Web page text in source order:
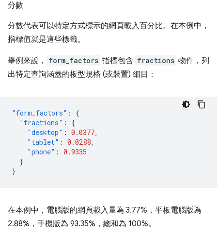
分數
分數代表可以特定方式標示的網頁載入百分比。在本例中，
指標值就是這些標籤。
舉例來說， form_factors 指標包含 fractions 物件，列
出特定查詢涵蓋的板型規格 (或裝置) 細目：
"form_factors" :
{
"fractions" :
{
"desktop" : 0.0377,
"tablet" : 0.0288,
"phone" : 0.9335
}
}
在本例中，電腦版的網頁載入量為 3.77%，平板電腦版為
2.88%，手機版為 93.35%，總和為 100%。